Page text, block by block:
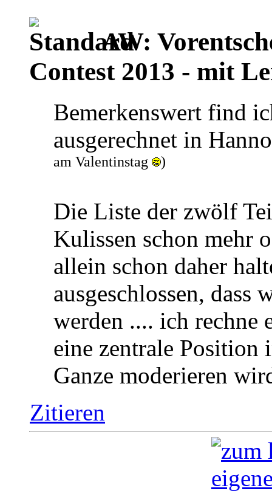
AW:
Contest 2013 - mit
Bemerkenswert find
ausgerechnet in
am Valentinstag )
Die Liste der zwölf
Kulissen schon mehr
allein schon daher
ausgeschlossen, dass
werden .... ich rechne
eine zentrale Position
Ganze moderieren
Zitieren